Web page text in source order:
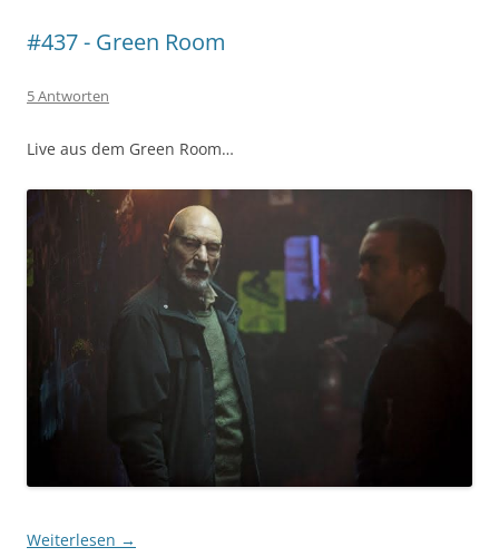
#437 - Green Room
5 Antworten
Live aus dem Green Room…
Weiterlesen →